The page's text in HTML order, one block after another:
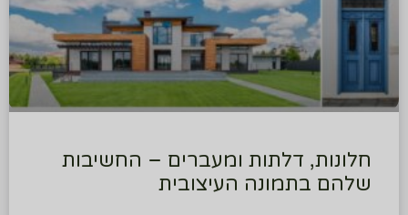
חלונות, דלתות ומעברים – החשיבות
שלהם בתמונה העיצובית